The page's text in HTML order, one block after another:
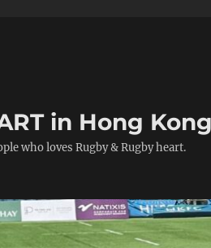
in Hong Kong
who loves Rugby & Rugby heart.